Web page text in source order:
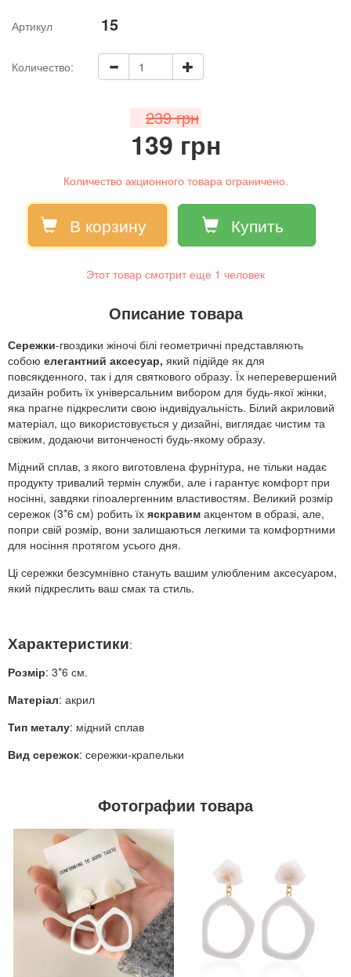
Артикул 15
Количество:
239 грн
139 грн
Количество акционного товара ограничено.
В корзину Купить
Этот товар смотрит еще 1 человек
Описание товара
Сережки-гвоздики жіночі білі геометричні представляють
собою елегантний аксесуар, який підійде як для
повсякденного, так і для святкового образу. Їх неперевершений
дизайн робить їх універсальним вибором для будь-якої жінки,
яка прагне підкреслити свою індивідуальність. Білий акриловий
матеріал, що використовується у дизайні, виглядає чистим та
свіжим, додаючи витонченості будь-якому образу.
Мідний сплав, з якого виготовлена фурнітура, не тільки надає
продукту тривалий термін служби, але і гарантує комфорт при
носінні, завдяки гіпоалергенним властивостям. Великий розмір
сережок (3*6 см) робить їх яскравим акцентом в образі, але,
попри свій розмір, вони залишаються легкими та комфортними
для носіння протягом усього дня.
Ці сережки безсумнівно стануть вашим улюбленим аксесуаром,
який підкреслить ваш смак та стиль.
Характеристики:
Розмір: 3*6 см.
Матеріал: акрил
Тип металу: мідний сплав
Вид сережок: сережки-крапельки
Фотографии товара